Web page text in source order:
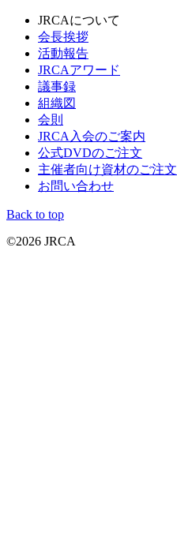
JRCAについて
会長挨拶
活動報告
JRCAアワード
議事録
組織図
会則
JRCA入会のご案内
公式DVDのご注文
主催者向け資材のご注文
お問い合わせ
Back to top
©2026 JRCA